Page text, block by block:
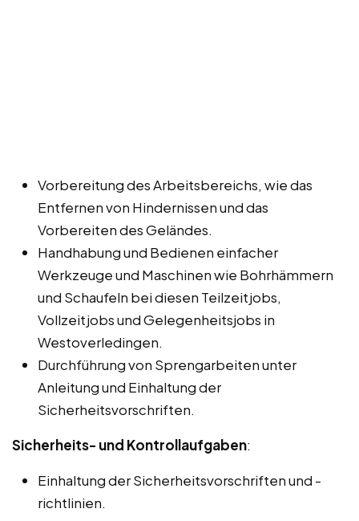
Vorbereitung des Arbeitsbereichs, wie das
Entfernen von Hindernissen und das
Vorbereiten des Geländes.
Handhabung und Bedienen einfacher
Werkzeuge und Maschinen wie Bohrhämmern
und Schaufeln bei diesen Teilzeitjobs,
Vollzeitjobs und Gelegenheitsjobs in
Westoverledingen.
Durchführung von Sprengarbeiten unter
Anleitung und Einhaltung der
Sicherheitsvorschriften.
Sicherheits- und Kontrollaufgaben:
Einhaltung der Sicherheitsvorschriften und -
richtlinien.